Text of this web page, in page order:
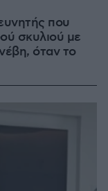
που
σκυλιού με
όταν το